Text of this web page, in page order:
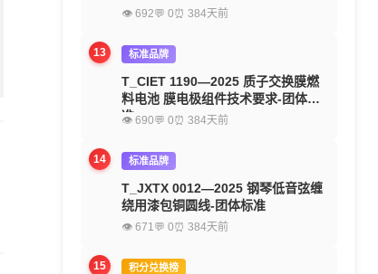
👁 692💬 0⏰ 384天前
13 标准品牌
T_CIET 1190—2025 质子交换膜燃
料电池 膜电极组件技术要求-团体标
准
👁 690💬 0⏰ 384天前
14 标准品牌
T_JXTX 0012—2025 钢琴低音弦缠
绕用漆包铜圆线-团体标准
👁 671💬 0⏰ 384天前
15 积分兑换榜